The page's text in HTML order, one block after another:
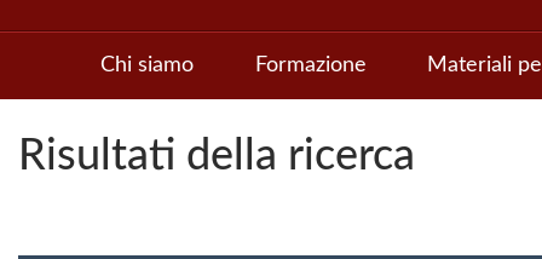
Chi siamo Formazione Materiali
Risultati della ricerca